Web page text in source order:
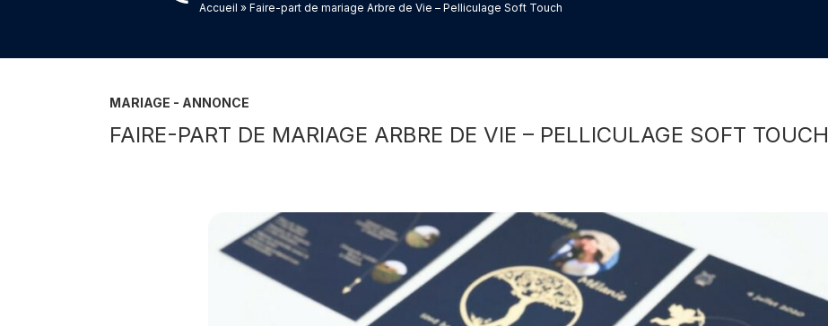
Accueil » Faire-part de mariage Arbre de Vie – Pelliculage Soft Touch
MARIAGE - ANNONCE
FAIRE-PART DE MARIAGE ARBRE DE VIE – PELLICULAGE SOFT TOUCH